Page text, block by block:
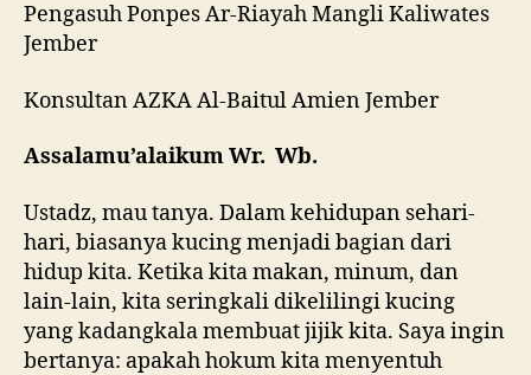
Pengasuh Ponpes Ar-Riayah Mangli Kaliwates
Jember
Konsultan AZKA Al-Baitul Amien Jember
Assalamu’alaikum Wr. Wb.
Ustadz, mau tanya. Dalam kehidupan sehari-
hari, biasanya kucing menjadi bagian dari
hidup kita. Ketika kita makan, minum, dan
lain-lain, kita seringkali dikelilingi kucing
yang kadangkala membuat jijik kita. Saya ingin
bertanya: apakah hokum kita menyentuh